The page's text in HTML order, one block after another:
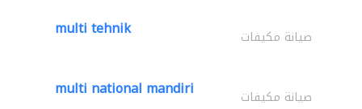
multi tehnik صيانة مكيفات
multi national mandiri صيانة مكيفات